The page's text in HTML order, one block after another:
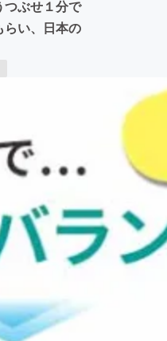
つぶせ１分で
らい、日本の